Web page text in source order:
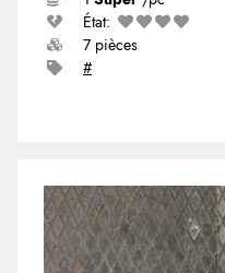
État:
7 pièces
#